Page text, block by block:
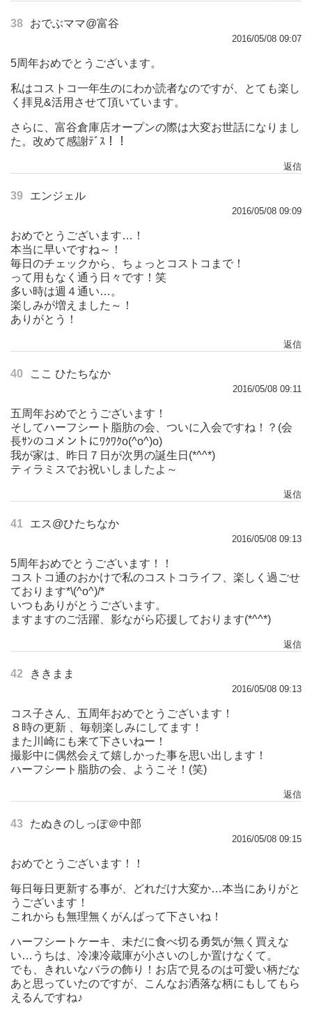
38 おでぶママ@富谷
2016/05/08 09:07
5周年おめでとうございます。
私はコストコ一年生のにわか読者なのですが、とても楽し
く拝見&活用させて頂いています。
さらに、富谷倉庫店オープンの際は大変お世話になりまし
た。改めて感謝ﾃﾞｽ！！
返信
39 エンジェル
2016/05/08 09:09
おめでとうございます…！
本当に早いですね～！
毎日のチェックから、ちょっとコストコまで！
って用もなく通う日々です！笑
多い時は週４通い…。
楽しみが増えました～！
ありがとう！
返信
40 ここ ひたちなか
2016/05/08 09:11
五周年おめでとうございます！
そしてハーフシート脂肪の会、ついに入会ですね！？(会
長ｻﾝのコメントにﾜｸﾜｸo(^o^)o)
我が家は、昨日７日が次男の誕生日(*^^*)
ティラミスでお祝いしましたよ～
返信
41 エス@ひたちなか
2016/05/08 09:13
5周年おめでとうございます！！
コストコ通のおかけで私のコストコライフ、楽しく過ごせ
ております*\(^o^)/*
いつもありがとうございます。
ますますのご活躍、影ながら応援しております(*^^*)
返信
42 ききまま
2016/05/08 09:13
コス子さん、五周年おめでとうございます！
８時の更新 、毎朝楽しみにしてます！
また川崎にも来て下さいねー！
撮影中に偶然会えて嬉しかった事を思い出します！
ハーフシート脂肪の会、ようこそ！(笑)
返信
43 たぬきのしっぽ＠中部
2016/05/08 09:15
おめでとうございます！！
毎日毎日更新する事が、どれだけ大変か…本当にありがと
うございます！
これからも無理無くがんばって下さいね！
ハーフシートケーキ、未だに食べ切る勇気が無く買えな
い…うちは、冷凍冷蔵庫が小さいのしか置けなくて。
でも、きれいなバラの飾り！お店で見るのは可愛い柄だな
あと思っていたのですが、こんなお洒落な柄にもしてもら
えるんですね♪